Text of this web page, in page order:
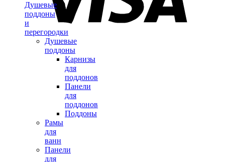
Душевые
поддоны
и
перегородки
Душевые
поддоны
Карнизы
для
поддонов
Панели
для
поддонов
Поддоны
Рамы
для
ванн
Панели
для